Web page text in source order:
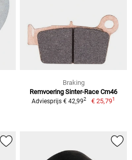
Braking
Remvoering Sinter-Race Cm46
Adviesprijs € 42,992 € 25,791